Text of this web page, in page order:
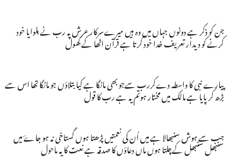
جن کو ذکر ہے دونوں جہاں میں وہ ہیں میرےسرکار عرش پہ رب نے بلوایا خود
کرنے کو دیدار تعریف خدا خود کرتا ہے قرآن اٹھا کے کھول
پیارے نبی کا واسطہ دےکررب سےجو بھی مانگا ہے کیا بتلاؤں جو مانگا تھا اس سے
بڑھ کر پایا ہے مالک میں مختار ہوتم یہ ہے رب کا قول
جب سے ہوش سنبھالا ہے میں اُن کی نعمتیں پڑھتا ہوں گستاخی نہ ہو جاۓ میں
سنبھل سنبھل کےچلتا ہوں ماں دعاؤں کا صدقہ ہے نعت کا یہ ماحول